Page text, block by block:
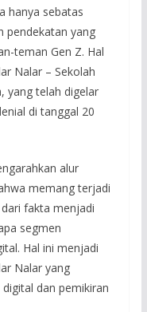
hanya sebatas
pendekatan yang
teman Gen Z. Hal
Nalar – Sekolah
yang telah digelar
di tanggal 20
alur
memang terjadi
fakta menjadi
segmen
Hal ini menjadi
Nalar yang
dan pemikiran